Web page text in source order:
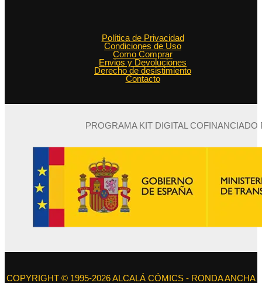
Política de Privacidad
Condiciones de Uso
Como Comprar
Envios y Devoluciones
Derecho de desistimiento
Contacto
PROGRAMA KIT DIGITAL
COPYRIGHT © 1995-2026 ALCALÁ CÓMICS - RONDA ANCHA